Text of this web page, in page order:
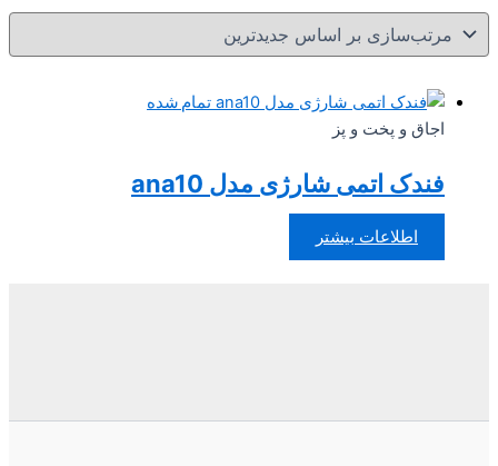
تمام شده
اجاق و پخت و پز
فندک اتمی شارژی مدل ana10
اطلاعات بیشتر